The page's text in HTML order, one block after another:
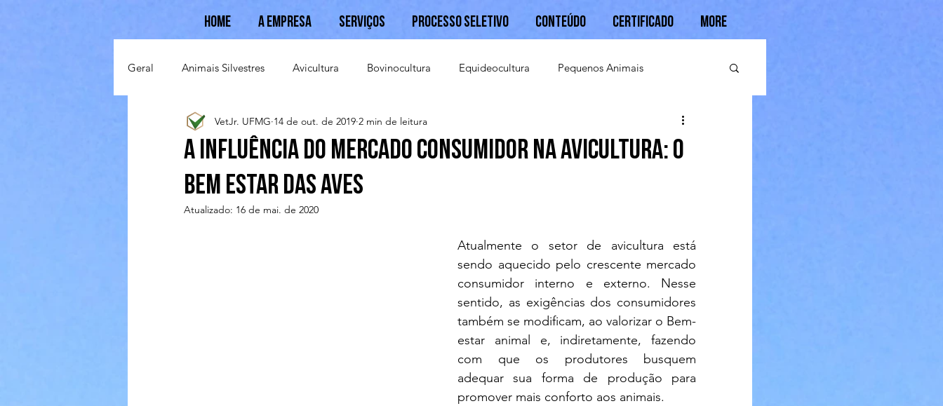
Home A Empresa Serviços Processo Seletivo Conteúdo Certificado More
Geral Animais Silvestres Avicultura Bovinocultura Equideocultura Pequenos Animais
Suinocultura Ovinocultura Caprinocultura
A influência do mercado consumidor na avicultura: o
Bem Estar das aves
VetJr. UFMG 14 de out. de 2019 2 min de leitura
Atualizado: 16 de mai. de 2020
Atualmente o setor de avicultura está
sendo aquecido pelo crescente mercado
consumidor interno e externo. Nesse
sentido, as exigências dos consumidores
também se modificam, ao valorizar o Bem-
estar animal e, indiretamente, fazendo
com que os produtores busquem
adequar sua forma de produção para
promover mais conforto aos animais.